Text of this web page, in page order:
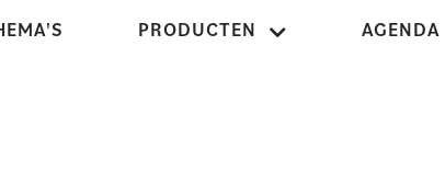
PRODUCTEN AGENDA